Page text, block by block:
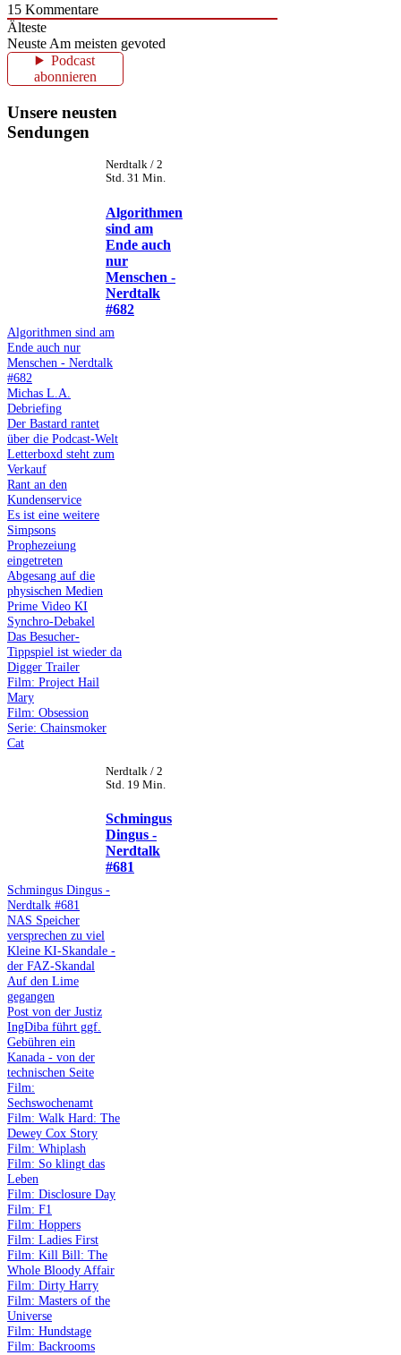
15 Kommentare
Älteste
Neuste Am meisten gevoted
Podcast
abonnieren
Unsere neusten
Sendungen
Nerdtalk / 2
Std. 31 Min.
Algorithmen
sind am
Ende auch
nur
Menschen -
Nerdtalk
#682
Algorithmen sind am
Ende auch nur
Menschen - Nerdtalk
#682
Michas L.A.
Debriefing
Der Bastard rantet
über die Podcast-Welt
Letterboxd steht zum
Verkauf
Rant an den
Kundenservice
Es ist eine weitere
Simpsons
Prophezeiung
eingetreten
Abgesang auf die
physischen Medien
Prime Video KI
Synchro-Debakel
Das Besucher-
Tippspiel ist wieder da
Digger Trailer
Film: Project Hail
Mary
Film: Obsession
Serie: Chainsmoker
Cat
Nerdtalk / 2
Std. 19 Min.
Schmingus
Dingus -
Nerdtalk
#681
Schmingus Dingus -
Nerdtalk #681
NAS Speicher
versprechen zu viel
Kleine KI-Skandale -
der FAZ-Skandal
Auf den Lime
gegangen
Post von der Justiz
IngDiba führt ggf.
Gebühren ein
Kanada - von der
technischen Seite
Film:
Sechswochenamt
Film: Walk Hard: The
Dewey Cox Story
Film: Whiplash
Film: So klingt das
Leben
Film: Disclosure Day
Film: F1
Film: Hoppers
Film: Ladies First
Film: Kill Bill: The
Whole Bloody Affair
Film: Dirty Harry
Film: Masters of the
Universe
Film: Hundstage
Film: Backrooms